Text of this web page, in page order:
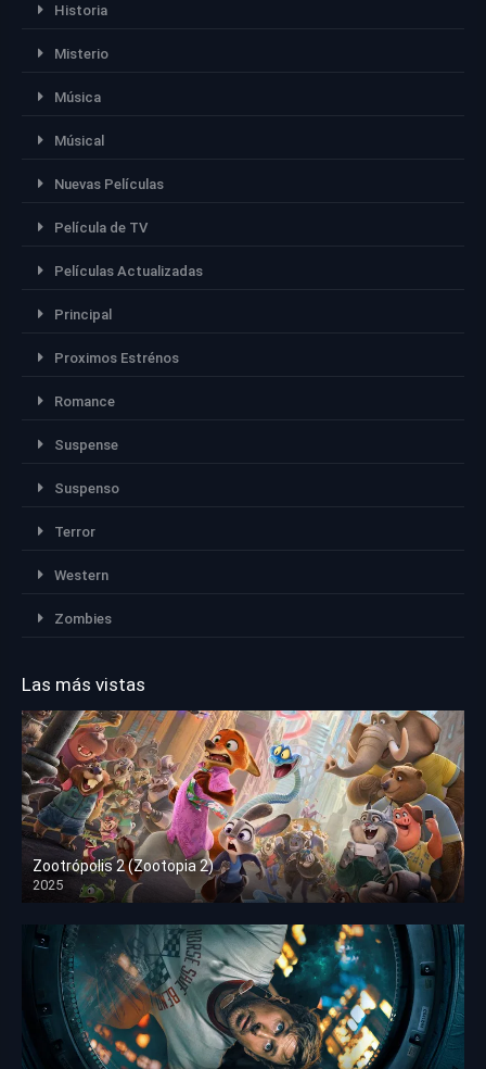
Historia
Misterio
Música
Músical
Nuevas Películas
Película de TV
Películas Actualizadas
Principal
Proximos Estrénos
Romance
Suspense
Suspenso
Terror
Western
Zombies
Las más vistas
Zootrópolis 2 (Zootopia 2)
2025
HD 1080p